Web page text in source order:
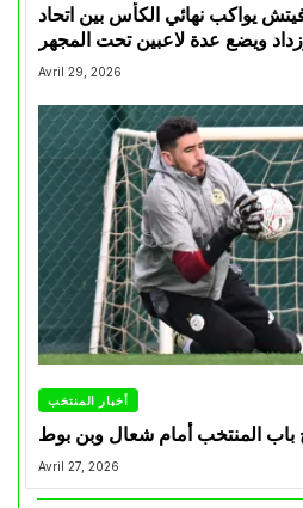
يواكب نهائي الكأس بين اتحاد
ويضع عدة لاعبين تحت المجهر
Avril 29, 2026
أخبار المنتخب
باب المنتخب أمام شعال وبن بوط
Avril 27, 2026